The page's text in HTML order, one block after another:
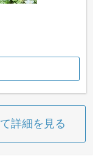
詳細を見る